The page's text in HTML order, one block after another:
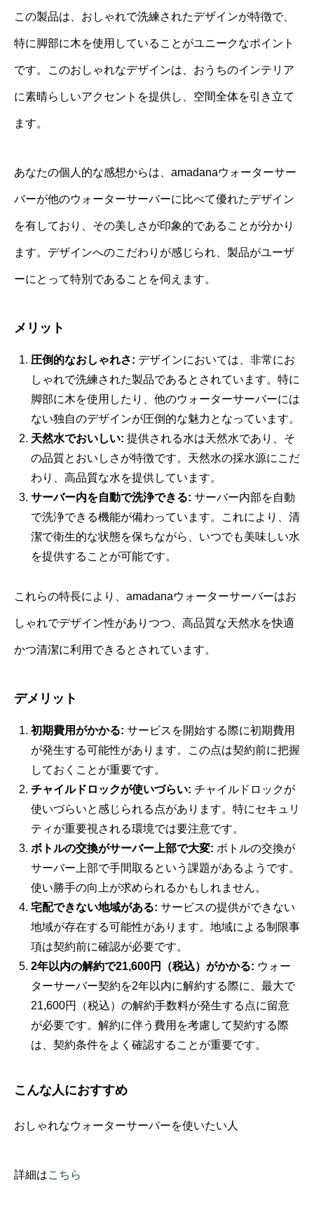
この製品は、おしゃれで洗練されたデザインが特徴で、
特に脚部に木を使用していることがユニークなポイント
です。このおしゃれなデザインは、おうちのインテリア
に素晴らしいアクセントを提供し、空間全体を引き立て
ます。
あなたの個人的な感想からは、amadanaウォーターサー
バーが他のウォーターサーバーに比べて優れたデザイン
を有しており、その美しさが印象的であることが分かり
ます。デザインへのこだわりが感じられ、製品がユーザ
ーにとって特別であることを伺えます。
メリット
圧倒的なおしゃれさ: デザインにおいては、非常にお
しゃれで洗練された製品であるとされています。特に
脚部に木を使用したり、他のウォーターサーバーには
ない独自のデザインが圧倒的な魅力となっています。
天然水でおいしい: 提供される水は天然水であり、そ
の品質とおいしさが特徴です。天然水の採水源にこだ
わり、高品質な水を提供しています。
サーバー内を自動で洗浄できる: サーバー内部を自動
で洗浄できる機能が備わっています。これにより、清
潔で衛生的な状態を保ちながら、いつでも美味しい水
を提供することが可能です。
これらの特長により、amadanaウォーターサーバーはお
しゃれでデザイン性がありつつ、高品質な天然水を快適
かつ清潔に利用できるとされています。
デメリット
初期費用がかかる: サービスを開始する際に初期費用
が発生する可能性があります。この点は契約前に把握
しておくことが重要です。
チャイルドロックが使いづらい: チャイルドロックが
使いづらいと感じられる点があります。特にセキュリ
ティが重要視される環境では要注意です。
ボトルの交換がサーバー上部で大変: ボトルの交換が
サーバー上部で手間取るという課題があるようです。
使い勝手の向上が求められるかもしれません。
宅配できない地域がある: サービスの提供ができない
地域が存在する可能性があります。地域による制限事
項は契約前に確認が必要です。
2年以内の解約で21,600円（税込）がかかる: ウォー
ターサーバー契約を2年以内に解約する際に、最大で
21,600円（税込）の解約手数料が発生する点に留意
が必要です。解約に伴う費用を考慮して契約する際
は、契約条件をよく確認することが重要です。
こんな人におすすめ
おしゃれなウォーターサーバーを使いたい人
詳細はこちら